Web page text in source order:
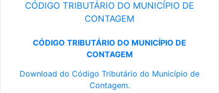
CÓDIGO TRIBUTÁRIO DO MUNICÍPIO DE
CONTAGEM
CÓDIGO TRIBUTÁRIO DO MUNICÍPIO DE
CONTAGEM
Download do Código Tributário do Município de
Contagem.